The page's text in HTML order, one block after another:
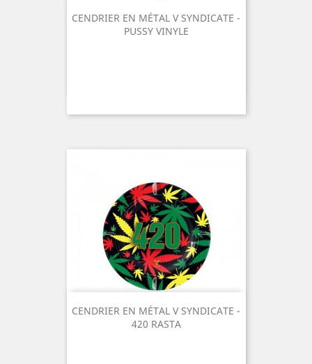
CENDRIER EN MÉTAL V SYNDICATE -
PUSSY VINYLE
CENDRIER EN MÉTAL V SYNDICATE -
420 RASTA